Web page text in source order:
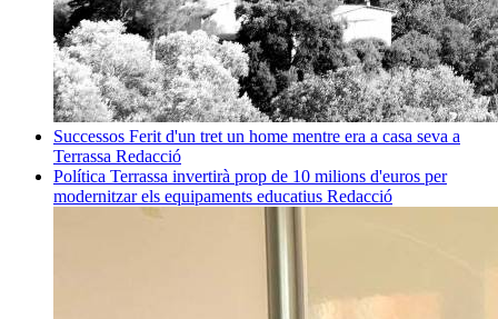
Successos Ferit d'un tret un home mentre era a casa seva a
Terrassa Redacció
Política Terrassa invertirà prop de 10 milions d'euros per
modernitzar els equipaments educatius Redacció